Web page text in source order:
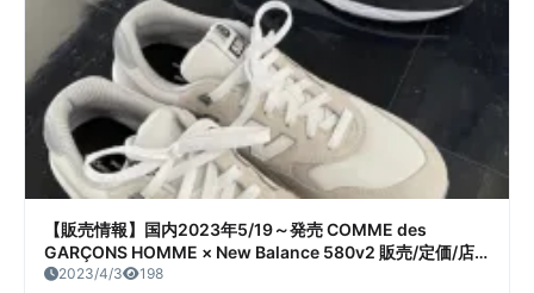
ウ デザイン コ
レクティブ ス
ケート ミッド
リイシュー 83
MG 2色） 販
売/定価/店舗ま
とめ
【販売情報】国内2023年5/19～発売 COMME des
GARÇONS HOMME × New Balance 580v2 販売/定価/店
舗まとめ
2023/4/3 198